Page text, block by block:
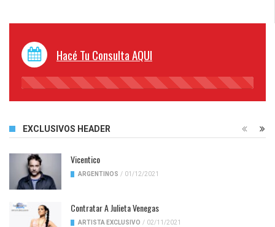
Hacé Tu Consulta AQUI
45%
EXCLUSIVOS HEADER
Vicentico
ARGENTINOS / 01/12/2021
Contratar A Julieta Venegas
ARTISTA EXCLUSIVO / 02/11/2021